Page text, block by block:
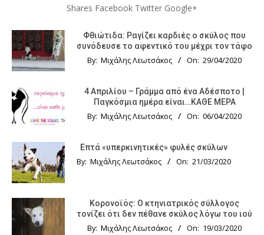
Shares Facebook Twitter Google+
Φθιώτιδα: Ραγίζει καρδιές ο σκύλος που
συνόδευσε το αφεντικό του μέχρι τον τάφο
By: Μιχάλης Λεωτσάκος On: 29/04/2020
4 Απριλίου – Γράμμα από ένα Αδέσποτο |
Παγκόσμια ημέρα είναι…ΚΑΘΕ ΜΕΡΑ
By: Μιχάλης Λεωτσάκος On: 06/04/2020
Επτά «υπερκινητικές» φυλές σκύλων
By: Μιχάλης Λεωτσάκος On: 21/03/2020
Κορονοϊός: Ο κτηνιατρικός σύλλογος
τονίζει ότι δεν πέθανε σκύλος λόγω του ιού
By: Μιχάλης Λεωτσάκος On: 19/03/2020